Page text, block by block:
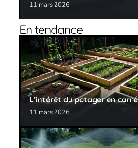
11 mars 2026
En tendance
L’intérêt du potager en carré
11 mars 2026